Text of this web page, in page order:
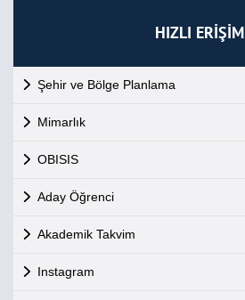
HIZLI ERİŞİM
Şehir ve Bölge Planlama
Mimarlık
OBISIS
Aday Öğrenci
Akademik Takvim
Instagram